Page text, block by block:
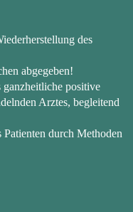
des
abgegeben!
positive
Arztes, begleitend
durch Methoden